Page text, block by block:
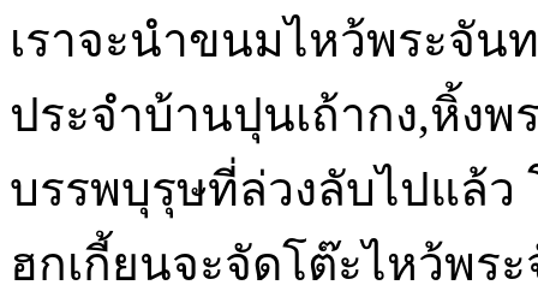
เราจะนำขนมไหว้พระจัน
ประจำบ้านปุนเถ้ากง,หิ้งพ
บรรพบุรุษที่ล่วงลับไปแล้ว
ฮกเกี้ยนจะจัดโต๊ะไหว้พร